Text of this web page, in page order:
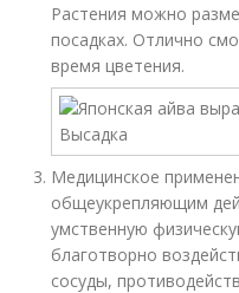
Растения можно
посадках. Отлично
время цветения.
Медицинское
общеукрепляющим
умственную
благотворно
сосуды,